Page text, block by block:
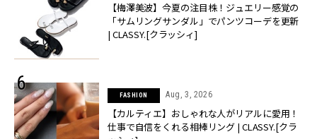
【梅澤美波】今夏の注目株！ジュエリー感覚の
「サムリングサンダル」でパンツコーデを更新
| CLASSY.[クラッシィ]
FASHION Aug, 3, 2026
【カルティエ】おしゃれな人がリアルに愛用！
仕事で自信をくれる相棒リング | CLASSY.[クラ